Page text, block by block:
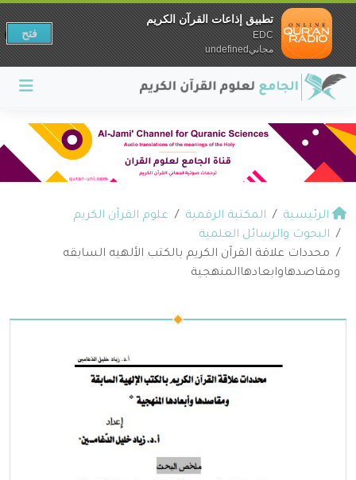
الرئيسية المكتبة الرقمية
علوم القرآن الكريم
البحوث والرسائل العلمية
محددات علاقة القرآن الكريم بالكتب الألهيه السابقه
ومقاصدهاوابعادهاالمنهجية
تطبيق إذاعات القرآن الكريم
EDC
مجانيundefined
فتح